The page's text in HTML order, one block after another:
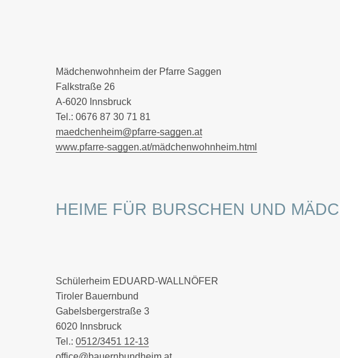
Mädchenwohnheim der Pfarre Saggen
Falkstraße 26
A-6020 Innsbruck
Tel.: 0676 87 30 71 81
maedchenheim@pfarre-saggen.at
www.pfarre-saggen.at/mädchenwohnheim.html
HEIME FÜR BURSCHEN UND
Schülerheim EDUARD-WALLNÖFER
Tiroler Bauernbund
Gabelsbergerstraße 3
6020 Innsbruck
Tel.: 0512/3451 12-13